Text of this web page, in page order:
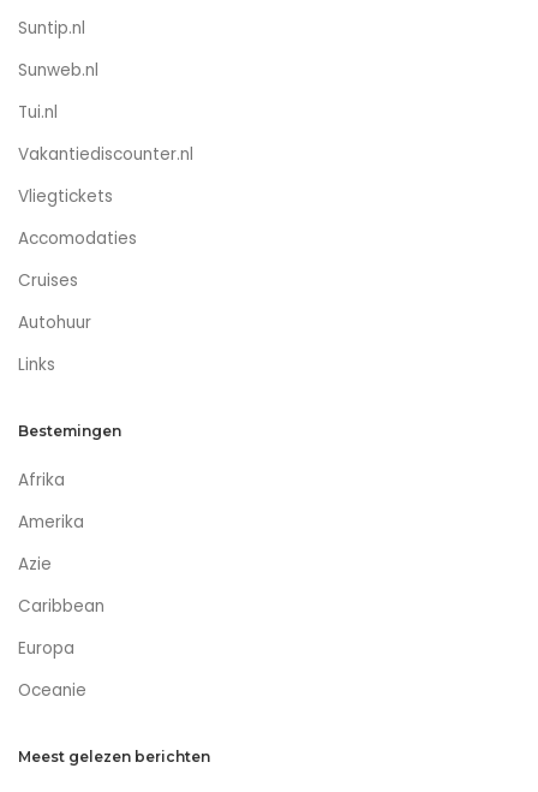
Suntip.nl
Sunweb.nl
Tui.nl
Vakantiediscounter.nl
Vliegtickets
Accomodaties
Cruises
Autohuur
Links
Bestemingen
Afrika
Amerika
Azie
Caribbean
Europa
Oceanie
Meest gelezen berichten